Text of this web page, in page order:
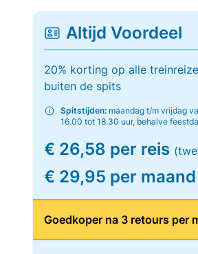
Altijd Voordeel
20% korting op alle
buiten de spits
Spitstijden: maandag t/m vrijdag
16.00 tot 18.30 uur, behalve
€ 26,58 per reis
€ 29,95 per maand
Goedkoper na 3 retours per